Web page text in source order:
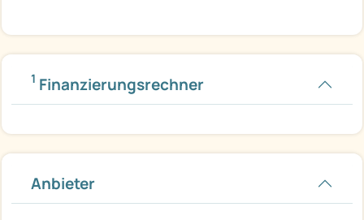
1 Finanzierungsrechner
Anbieter